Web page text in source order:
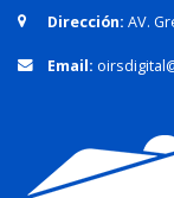
Dirección: AV.
Email: